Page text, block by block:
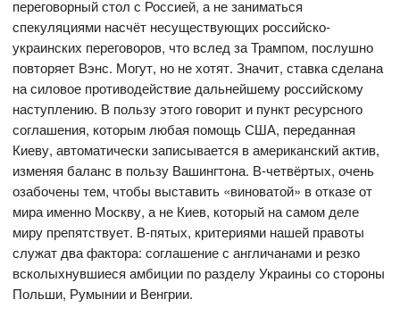
переговорный стол с Россией, а не заниматься
спекуляциями насчёт несуществующих российско-
украинских переговоров, что вслед за Трампом, послушно
повторяет Вэнс. Могут, но не хотят. Значит, ставка сделана
на силовое противодействие дальнейшему российскому
наступлению. В пользу этого говорит и пункт ресурсного
соглашения, которым любая помощь США, переданная
Киеву, автоматически записывается в американский актив,
изменяя баланс в пользу Вашингтона. В-четвёртых, очень
озабочены тем, чтобы выставить «виноватой» в отказе от
мира именно Москву, а не Киев, который на самом деле
миру препятствует. В-пятых, критериями нашей правоты
служат два фактора: соглашение с англичанами и резко
всколыхнувшиеся амбиции по разделу Украины со стороны
Польши, Румынии и Венгрии.